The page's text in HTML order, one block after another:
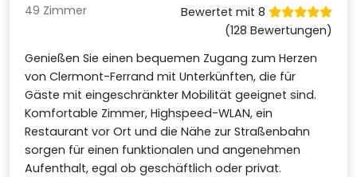
49 Zimmer
Bewertet mit 8
(128 Bewertungen)
Genießen Sie einen bequemen Zugang zum Herzen
von Clermont-Ferrand mit Unterkünften, die für
Gäste mit eingeschränkter Mobilität geeignet sind.
Komfortable Zimmer, Highspeed-WLAN, ein
Restaurant vor Ort und die Nähe zur Straßenbahn
sorgen für einen funktionalen und angenehmen
Aufenthalt, egal ob geschäftlich oder privat.